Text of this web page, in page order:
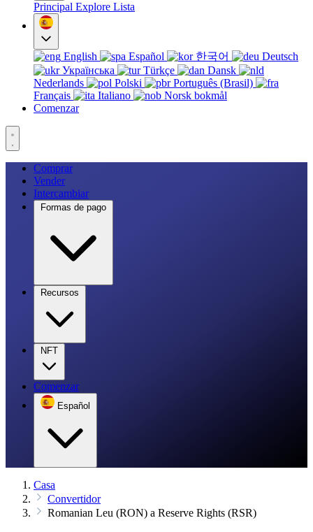
Principal Explore Lista
English Español 한국어
Deutsch
Українська
Türkçe
Dansk
Nederlands
Polski
Português (Brasil)
Français
Italiano
Norsk bokmål
Comenzar
Comprar
Vender
Intercambiar
Formas de pago
Recursos
NFT
Comenzar
Español
Casa
Convertidor
Romanian Leu (RON) a Reserve Rights (RSR)